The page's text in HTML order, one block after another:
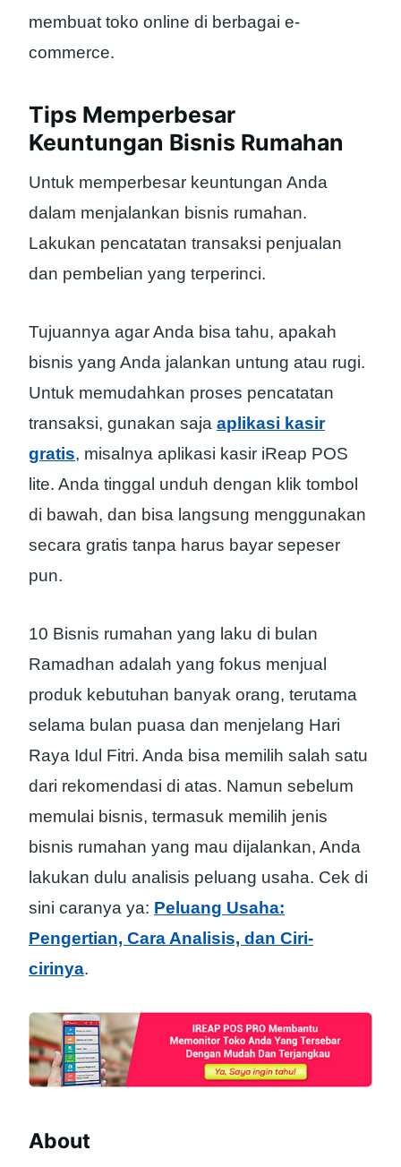
membuat toko online di berbagai e-
commerce.
Tips Memperbesar
Keuntungan Bisnis Rumahan
Untuk memperbesar keuntungan Anda
dalam menjalankan bisnis rumahan.
Lakukan pencatatan transaksi penjualan
dan pembelian yang terperinci.
Tujuannya agar Anda bisa tahu, apakah
bisnis yang Anda jalankan untung atau rugi.
Untuk memudahkan proses pencatatan
transaksi, gunakan saja aplikasi kasir
gratis, misalnya aplikasi kasir iReap POS
lite. Anda tinggal unduh dengan klik tombol
di bawah, dan bisa langsung menggunakan
secara gratis tanpa harus bayar sepeser
pun.
10 Bisnis rumahan yang laku di bulan
Ramadhan adalah yang fokus menjual
produk kebutuhan banyak orang, terutama
selama bulan puasa dan menjelang Hari
Raya Idul Fitri. Anda bisa memilih salah satu
dari rekomendasi di atas. Namun sebelum
memulai bisnis, termasuk memilih jenis
bisnis rumahan yang mau dijalankan, Anda
lakukan dulu analisis peluang usaha. Cek di
sini caranya ya: Peluang Usaha:
Pengertian, Cara Analisis, dan Ciri-
cirinya.
About